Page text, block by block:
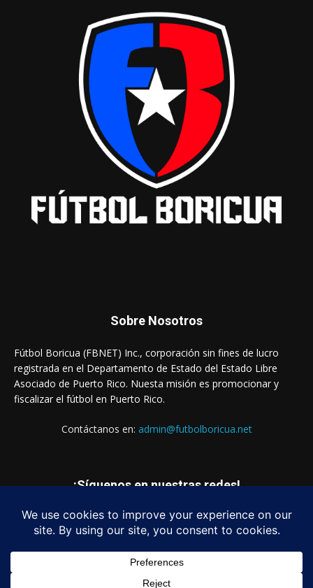
Sobre Nosotros
Fútbol Boricua (FBNET) Inc., corporación sin fines de lucro
registrada en el Departamento de Estado del Estado Libre
Asociado de Puerto Rico. Nuesta misión es promocionar y
fiscalizar el fútbol en Puerto Rico.
Contáctanos en: admin@futbolboricua.net
¡Síguenos en nuestras redes!